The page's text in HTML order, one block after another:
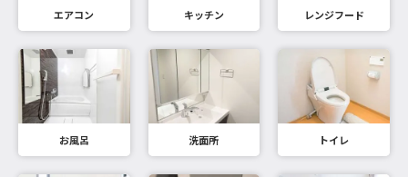
エアコン キッチン レンジフード
お風呂 洗面所 トイレ